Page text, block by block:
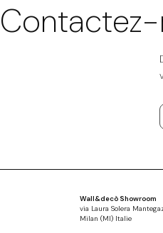
Wall&decò Showroom
via Laura Solera
Milan (MI) Italie